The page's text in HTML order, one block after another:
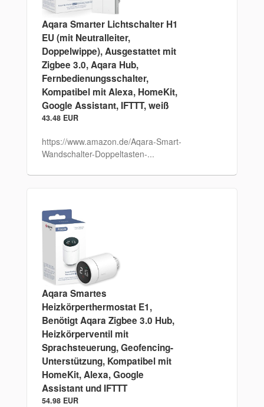
Aqara Smarter Lichtschalter H1
EU (mit Neutralleiter,
Doppelwippe), Ausgestattet mit
Zigbee 3.0, Aqara Hub,
Fernbedienungsschalter,
Kompatibel mit Alexa, HomeKit,
Google Assistant, IFTTT, weiß
43.48 EUR
https://www.amazon.de/Aqara-Smart-
Wandschalter-Doppeltasten-...
Aqara Smartes
Heizkörperthermostat E1,
Benötigt Aqara Zigbee 3.0 Hub,
Heizkörperventil mit
Sprachsteuerung, Geofencing-
Unterstützung, Kompatibel mit
HomeKit, Alexa, Google
Assistant und IFTTT
54.98 EUR